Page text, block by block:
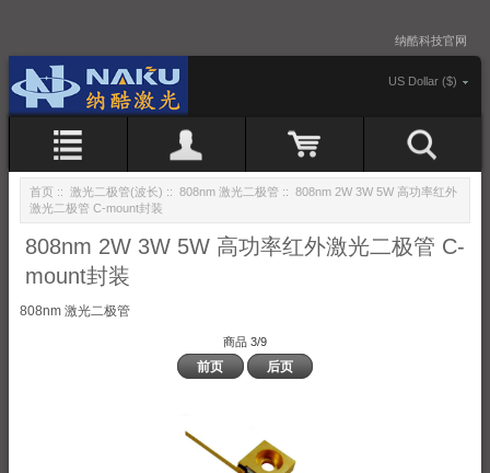
纳酷科技官网
US Dollar ($)
首页 :: 激光二极管(波长) :: 808nm 激光二极管 :: 808nm 2W 3W 5W 高功率红外
激光二极管 C-mount封装
808nm 2W 3W 5W 高功率红外激光二极管 C-
mount封装
808nm 激光二极管
商品 3/9
前页 后页